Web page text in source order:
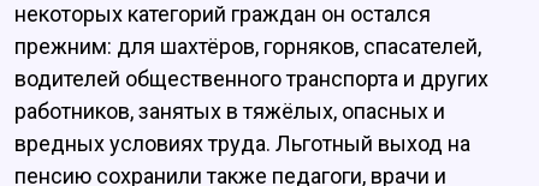
некоторых категорий граждан он остался
прежним: для шахтёров, горняков, спасателей,
водителей общественного транспорта и других
работников, занятых в тяжёлых, опасных и
вредных условиях труда. Льготный выход на
пенсию сохранили также педагоги, врачи и